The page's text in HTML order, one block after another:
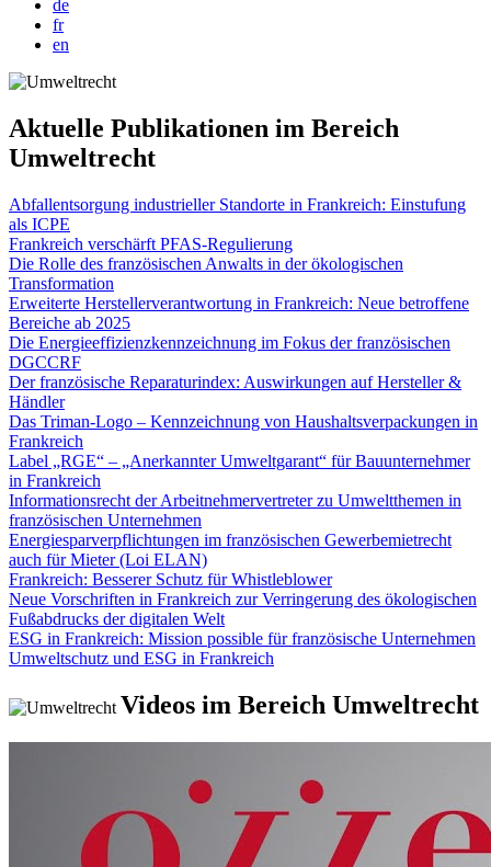
de
fr
en
Aktuelle Publikationen im Bereich
Umweltrecht
Abfallentsorgung industrieller Standorte in Frankreich: Einstufung
als ICPE
Frankreich verschärft PFAS-Regulierung
Die Rolle des französischen Anwalts in der ökologischen
Transformation
Erweiterte Herstellerverantwortung in Frankreich: Neue betroffene
Bereiche ab 2025
Die Energieeffizienzkennzeichnung im Fokus der französischen
DGCCRF
Der französische Reparaturindex: Auswirkungen auf Hersteller &
Händler
Das Triman-Logo – Kennzeichnung von Haushaltsverpackungen in
Frankreich
Label „RGE“ – „Anerkannter Umweltgarant“ für Bauunternehmer
in Frankreich
​Informationsrecht der Arbeitnehmervertreter zu Umweltthemen in
französischen Unternehmen
Energiesparverpflichtungen im französischen Gewerbemietrecht
auch für Mieter (Loi ELAN)
Frankreich: Besserer Schutz für Whistleblower
Neue Vorschriften in Frankreich zur Verringerung des ökologischen
Fußabdrucks der digitalen Welt
ESG in Frankreich: Mission possible für französische Unternehmen
Umweltschutz und ESG in Frankreich
Videos im Bereich Umweltrecht